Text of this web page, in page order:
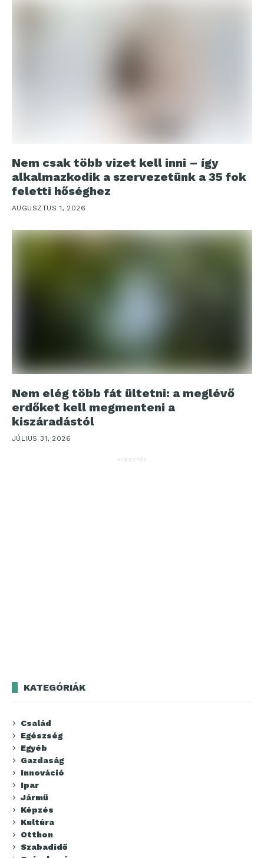
Nem csak több vizet kell inni – így
alkalmazkodik a szervezetünk a 35 fok
feletti hőséghez
AUGUSZTUS 1, 2026
Nem elég több fát ültetni: a meglévő
erdőket kell megmenteni a
kiszáradástól
JÚLIUS 31, 2026
HIRDETÉS
KATEGÓRIÁK
Család
Egészség
Egyéb
Gazdaság
Innováció
Ipar
Jármű
Képzés
Kultúra
Otthon
Szabadidő